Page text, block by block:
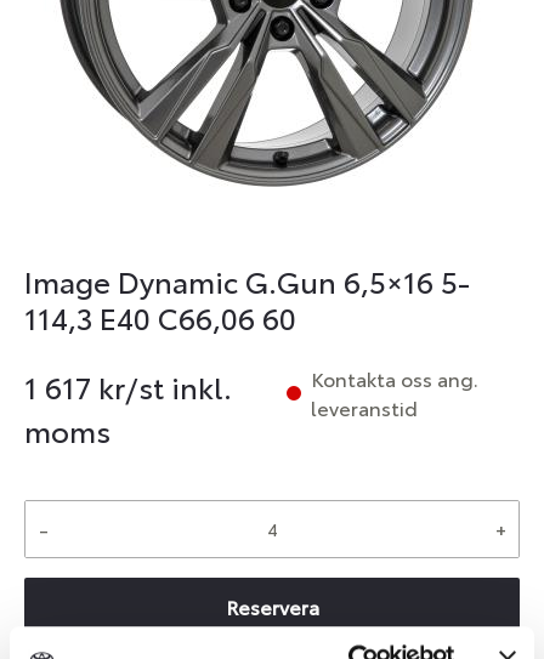
Image Dynamic G.Gun 6,5×16 5-
114,3 E40 C66,06 60
1 617 kr/st inkl.
moms
Kontakta oss ang.
leveranstid
- +
Reservera